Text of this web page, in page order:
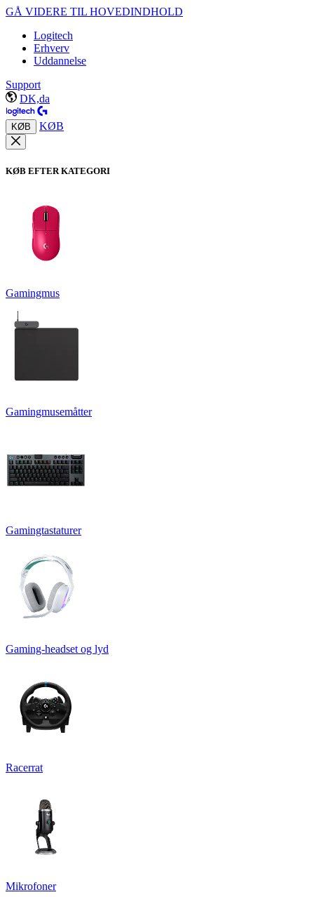
GÅ VIDERE TIL HOVEDINDHOLD
Logitech
Erhverv
Uddannelse
Support
DK,da
KØB KØB
KØB EFTER KATEGORI
Gamingmus
Gamingmusemåtter
Gamingtastaturer
Gaming-headset og lyd
Racerrat
Mikrofoner